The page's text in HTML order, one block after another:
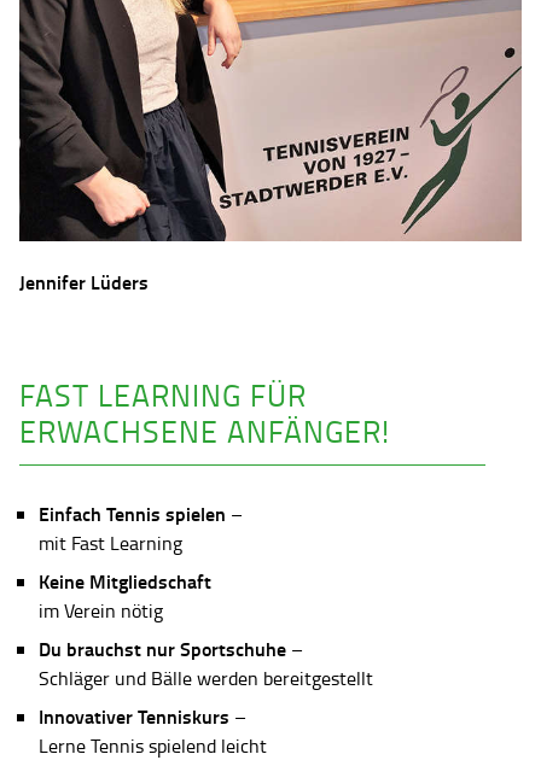
Jennifer Lüders
FAST LEARNING FÜR
ERWACHSENE ANFÄNGER!
Einfach Tennis spielen –
mit Fast Learning
Keine Mitgliedschaft
im Verein nötig
Du brauchst nur Sportschuhe –
Schläger und Bälle werden bereitgestellt
Innovativer Tenniskurs –
Lerne Tennis spielend leicht